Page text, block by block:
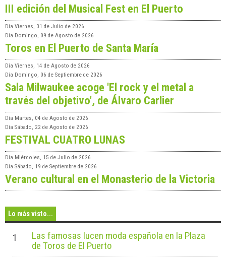
III edición del Musical Fest en El Puerto
Día Viernes, 31 de Julio de 2026
Día Domingo, 09 de Agosto de 2026
Toros en El Puerto de Santa María
Día Viernes, 14 de Agosto de 2026
Día Domingo, 06 de Septiembre de 2026
Sala Milwaukee acoge 'El rock y el metal a
través del objetivo', de Álvaro Carlier
Día Martes, 04 de Agosto de 2026
Día Sábado, 22 de Agosto de 2026
FESTIVAL CUATRO LUNAS
Día Miércoles, 15 de Julio de 2026
Día Sábado, 19 de Septiembre de 2026
Verano cultural en el Monasterio de la Victoria
Lo más visto...
1
Las famosas lucen moda española en la Plaza
de Toros de El Puerto